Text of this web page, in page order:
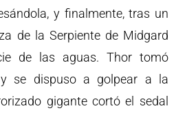
y finalmente, tras un
de la Serpiente de Midgard
de las aguas. Thor tomó
se dispuso a golpear a la
gigante cortó el sedal